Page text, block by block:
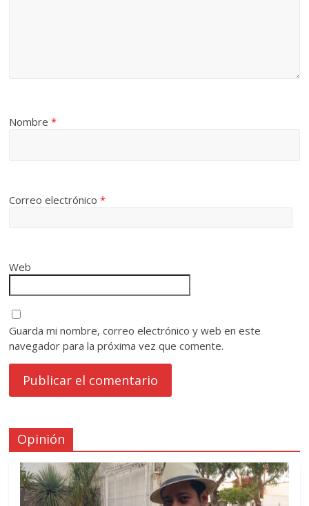
Nombre*
Correo electrónico*
Web
Guarda mi nombre, correo electrónico y web en este
navegador para la próxima vez que comente.
Opinión